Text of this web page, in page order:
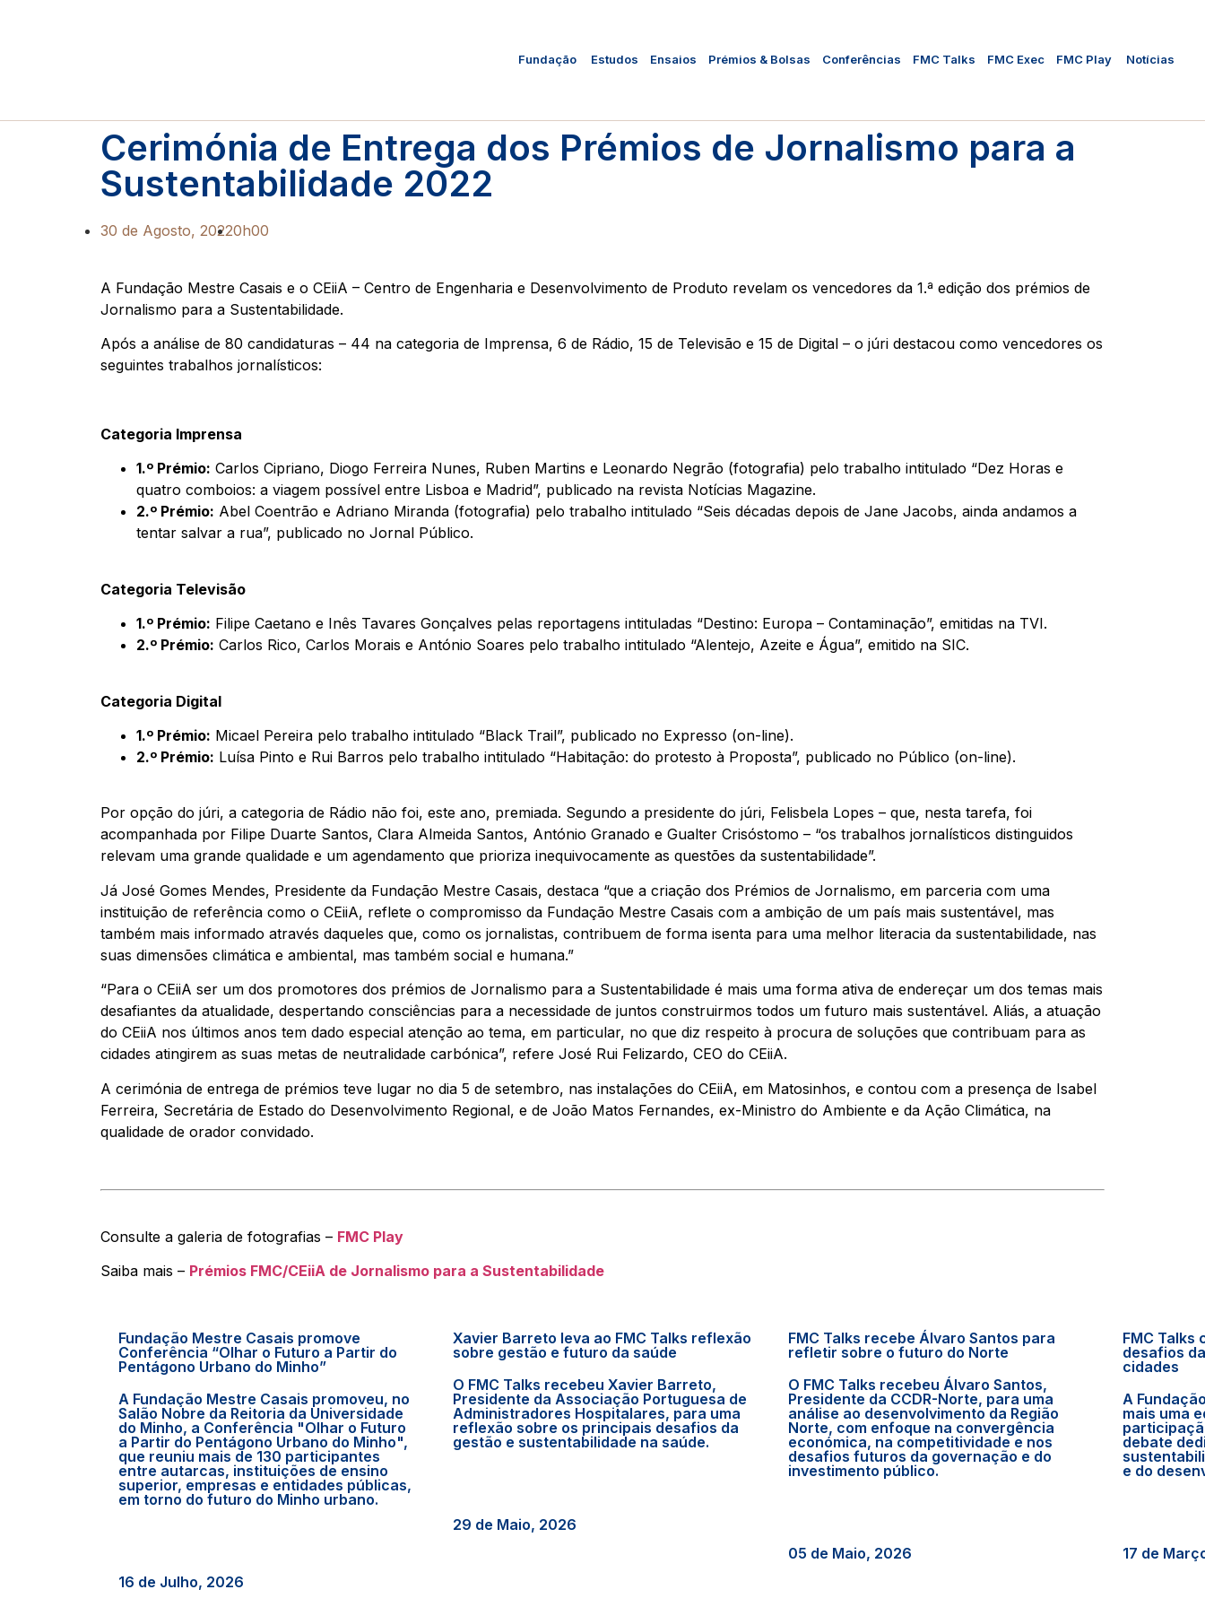
Fundação Estudos Ensaios Prémios & Bolsas Conferências FMC Talks FMC Exec FMC Play Notícias
Cerimónia de Entrega dos Prémios de Jornalismo para a
Sustentabilidade 2022
30 de Agosto, 20220h00
A Fundação Mestre Casais e o CEiiA – Centro de Engenharia e Desenvolvimento de Produto revelam os vencedores da 1.ª edição dos prémios de
Jornalismo para a Sustentabilidade.
Após a análise de 80 candidaturas – 44 na categoria de Imprensa, 6 de Rádio, 15 de Televisão e 15 de Digital – o júri destacou como vencedores os
seguintes trabalhos jornalísticos:
Categoria Imprensa
1.º Prémio: Carlos Cipriano, Diogo Ferreira Nunes, Ruben Martins e Leonardo Negrão (fotografia) pelo trabalho intitulado “Dez Horas e
quatro comboios: a viagem possível entre Lisboa e Madrid”, publicado na revista Notícias Magazine.
2.º Prémio: Abel Coentrão e Adriano Miranda (fotografia) pelo trabalho intitulado “Seis décadas depois de Jane Jacobs, ainda andamos a
tentar salvar a rua”, publicado no Jornal Público.
Categoria Televisão
1.º Prémio: Filipe Caetano e Inês Tavares Gonçalves pelas reportagens intituladas “Destino: Europa – Contaminação”, emitidas na TVI.
2.º Prémio: Carlos Rico, Carlos Morais e António Soares pelo trabalho intitulado “Alentejo, Azeite e Água”, emitido na SIC.
Categoria Digital
1.º Prémio: Micael Pereira pelo trabalho intitulado “Black Trail”, publicado no Expresso (on-line).
2.º Prémio: Luísa Pinto e Rui Barros pelo trabalho intitulado “Habitação: do protesto à Proposta”, publicado no Público (on-line).
Por opção do júri, a categoria de Rádio não foi, este ano, premiada. Segundo a presidente do júri, Felisbela Lopes – que, nesta tarefa, foi
acompanhada por Filipe Duarte Santos, Clara Almeida Santos, António Granado e Gualter Crisóstomo – “os trabalhos jornalísticos distinguidos
relevam uma grande qualidade e um agendamento que prioriza inequivocamente as questões da sustentabilidade”.
Já José Gomes Mendes, Presidente da Fundação Mestre Casais, destaca “que a criação dos Prémios de Jornalismo, em parceria com uma
instituição de referência como o CEiiA, reflete o compromisso da Fundação Mestre Casais com a ambição de um país mais sustentável, mas
também mais informado através daqueles que, como os jornalistas, contribuem de forma isenta para uma melhor literacia da sustentabilidade, nas
suas dimensões climática e ambiental, mas também social e humana.”
“Para o CEiiA ser um dos promotores dos prémios de Jornalismo para a Sustentabilidade é mais uma forma ativa de endereçar um dos temas mais
desafiantes da atualidade, despertando consciências para a necessidade de juntos construirmos todos um futuro mais sustentável. Aliás, a atuação
do CEiiA nos últimos anos tem dado especial atenção ao tema, em particular, no que diz respeito à procura de soluções que contribuam para as
cidades atingirem as suas metas de neutralidade carbónica”, refere José Rui Felizardo, CEO do CEiiA.
A cerimónia de entrega de prémios teve lugar no dia 5 de setembro, nas instalações do CEiiA, em Matosinhos, e contou com a presença de Isabel
Ferreira, Secretária de Estado do Desenvolvimento Regional, e de João Matos Fernandes, ex-Ministro do Ambiente e da Ação Climática, na
qualidade de orador convidado.
Consulte a galeria de fotografias – FMC Play
Saiba mais – Prémios FMC/CEiiA de Jornalismo para a Sustentabilidade
Fundação Mestre Casais promove
Conferência “Olhar o Futuro a Partir do
Pentágono Urbano do Minho”
A Fundação Mestre Casais promoveu, no
Salão Nobre da Reitoria da Universidade
do Minho, a Conferência "Olhar o Futuro
a Partir do Pentágono Urbano do Minho",
que reuniu mais de 130 participantes
entre autarcas, instituições de ensino
superior, empresas e entidades públicas,
em torno do futuro do Minho urbano.
16 de Julho, 2026
Xavier Barreto leva ao FMC Talks reflexão
sobre gestão e futuro da saúde
O FMC Talks recebeu Xavier Barreto,
Presidente da Associação Portuguesa de
Administradores Hospitalares, para uma
reflexão sobre os principais desafios da
gestão e sustentabilidade na saúde.
29 de Maio, 2026
FMC Talks recebe Álvaro Santos para
refletir sobre o futuro do Norte
O FMC Talks recebeu Álvaro Santos,
Presidente da CCDR-Norte, para uma
análise ao desenvolvimento da Região
Norte, com enfoque na convergência
económica, na competitividade e nos
desafios futuros da governação e do
investimento público.
05 de Maio, 2026
FMC Talks
desafios
cidades
A
mais uma
debate
e do
17 de